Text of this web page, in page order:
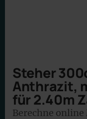
Steher
Anthrazit,
für 2.40m
Berechne